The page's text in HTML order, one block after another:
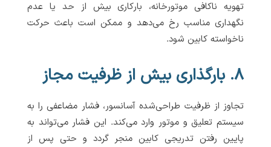
تهویه ناکافی موتورخانه، بارکاری بیش از حد یا عدم
نگهداری مناسب رخ می‌دهد و ممکن است باعث حرکت
ناخواسته کابین شود.
۸. بارگذاری بیش از ظرفیت مجاز
تجاوز از ظرفیت طراحی‌شده آسانسور، فشار مضاعفی را به
سیستم تعلیق و موتور وارد می‌کند. این فشار می‌تواند به
پایین رفتن تدریجی کابین منجر گردد و حتی پس از